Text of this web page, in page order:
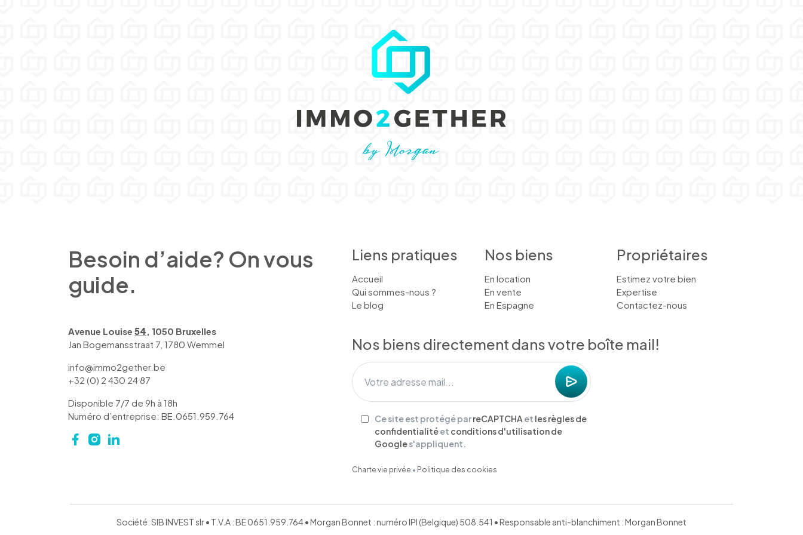
Besoin d’aide? On vous
guide.
Avenue Louise 54, 1050 Bruxelles
Jan Bogemansstraat 7, 1780 Wemmel
info@immo2gether.be
+32 (0) 2 430 24 87
Disponible 7/7 de 9h à 18h
Numéro d’entreprise: BE.0651.959.764
Liens pratiques
Accueil
Qui sommes-nous ?
Le blog
Nos biens
En location
En vente
En Espagne
Propriétaires
Estimez votre bien
Expertise
Contactez-nous
Nos biens directement dans votre boîte mail!
Ce site est protégé parreCAPTCHA et les règles de
confidentialitéet conditions d'utilisation de
Googles'appliquent.
Charte vie privée • Politique des cookies
Société: SIB INVEST slr • T.V.A : BE 0651.959.764 • Morgan Bonnet : numéro IPI (Belgique) 508.541 • Responsable anti-blanchiment : Morgan Bonnet